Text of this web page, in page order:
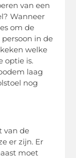
van een
Wanneer
om de
in de
welke
optie is.
laag
nog
van de
er zijn. Er
moet